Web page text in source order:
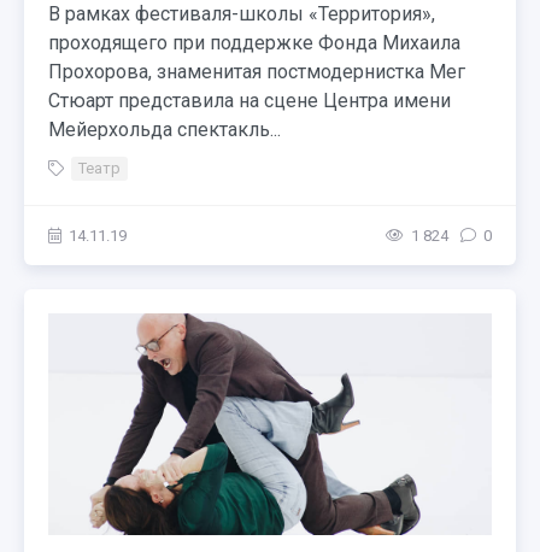
В рамках фестиваля-школы «Территория»,
проходящего при поддержке Фонда Михаила
Прохорова, знаменитая постмодернистка Мег
Стюарт представила на сцене Центра имени
Мейерхольда спектакль...
Театр
14.11.19 1 824 0